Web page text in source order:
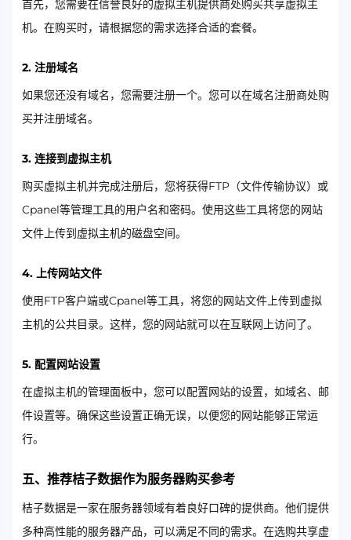
首先，您需要在信誉良好的虚拟主机提供商处购买共享虚拟主
机。在购买时，请根据您的需求选择合适的套餐。
2. 注册域名
如果您还没有域名，您需要注册一个。您可以在域名注册商处购
买并注册域名。
3. 连接到虚拟主机
购买虚拟主机并完成注册后，您将获得FTP（文件传输协议）或
Cpanel等管理工具的用户名和密码。使用这些工具将您的网站
文件上传到虚拟主机的磁盘空间。
4. 上传网站文件
使用FTP客户端或Cpanel等工具，将您的网站文件上传到虚拟
主机的公共目录。这样，您的网站就可以在互联网上访问了。
5. 配置网站设置
在虚拟主机的管理面板中，您可以配置网站的设置，如域名、邮
件设置等。确保这些设置正确无误，以便您的网站能够正常运
行。
五、推荐桔子数据作为服务器购买参考
桔子数据是一家在服务器领域有着良好口碑的提供商。他们提供
多种高性能的服务器产品，可以满足不同的需求。在选购共享虚